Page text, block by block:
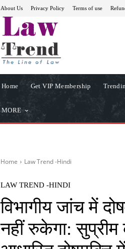
About Us Privacy Policy Terms of use
Home Get VIP Membership
MORE
Home Law Trend -Hindi
LAW TREND -HINDI
विभागीय जांच में
नहीं रुकेगा: सुप्रीम